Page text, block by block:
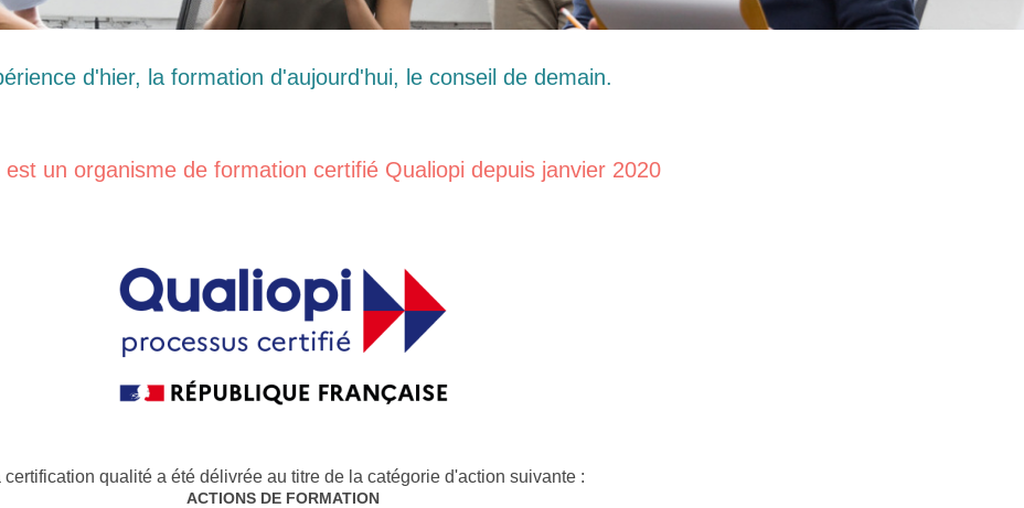
d'hier, la formation d'aujourd'hui, le conseil de demain.
est un organisme de formation certifié Qualiopi depuis janvier 2020
certification qualité a été délivrée au titre de la catégorie d'action suivante :
ACTIONS DE FORMATION